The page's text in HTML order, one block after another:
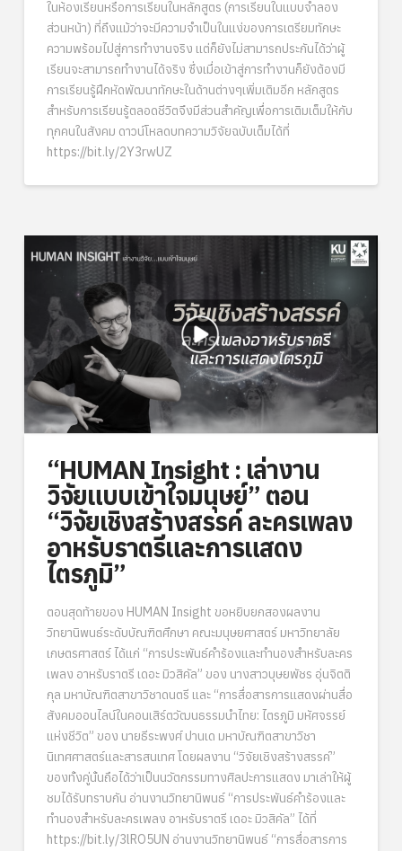
ในห้องเรียนหรือการเรียนในหลักสูตร (การเรียนในแบบจำลอง
ส่วนหน้า) ที่ถึงแม้ว่าจะมีความจำเป็นในแง่ของการเตรียมทักษะ
ความพร้อมไปสู่การทำงานจริง แต่ก็ยังไม่สามารถประกันได้ว่าผู้
เรียนจะสามารถทำงานได้จริง ซึ่งเมื่อเข้าสู่การทำงานก็ยังต้องมี
การเรียนรู้ฝึกหัดพัฒนาทักษะในด้านต่างๆเพิ่มเติมอีก หลักสูตร
สำหรับการเรียนรู้ตลอดชีวิตจึงมีส่วนสำคัญเพื่อการเติมเต็มให้กับ
ทุกคนในสังคม ดาวน์โหลดบทความวิจัยฉบับเต็มได้ที่
https://bit.ly/2Y3rwUZ
“HUMAN Insight : เล่างาน
วิจัยแบบเข้าใจมนุษย์” ตอน
“วิจัยเชิงสร้างสรรค์ ละครเพลง
อาหรับราตรีและการแสดง
ไตรภูมิ”
ตอนสุดท้ายของ HUMAN Insight ขอหยิบยกสองผลงาน
วิทยานิพนธ์ระดับบัณฑิตศึกษา คณะมนุษยศาสตร์ มหาวิทยาลัย
เกษตรศาสตร์ ได้แก่ “การประพันธ์คำร้องและทำนองสำหรับละคร
เพลง อาหรับราตรี เดอะ มิวสิคัล” ของ นางสาวบุษยพัชร อุ่นจิตติ
กุล มหาบัณฑิตสาขาวิชาดนตรี และ “การสื่อสารการแสดงผ่านสื่อ
สังคมออนไลน์ในคอนเสิร์ตวัฒนธรรมนำไทย: ไตรภูมิ มหัศจรรย์
แห่งชีวิต” ของ นายธีระพงศ์ ปานเด มหาบัณฑิตสาขาวิชา
นิเทศศาสตร์และสารสนเทศ โดยผลงาน “วิจัยเชิงสร้างสรรค์”
ของทั้งคู่นั้นถือได้ว่าเป็นนวัตกรรมทางศิลปะการแสดง มาเล่าให้ผู้
ชมได้รับทราบกัน อ่านงานวิทยานิพนธ์ “การประพันธ์คำร้องและ
ทำนองสำหรับละครเพลง อาหรับราตรี เดอะ มิวสิคัล” ได้ที่
https://bit.ly/3lRO5UN อ่านงานวิทยานิพนธ์ “การสื่อสารการ